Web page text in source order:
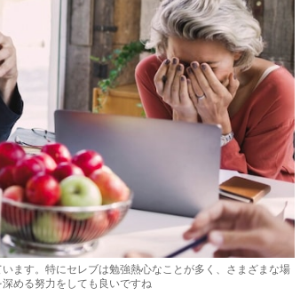
ます。特にセレブは勉強熱心なことが多く、さまざまな場
める努力をしても良いですね